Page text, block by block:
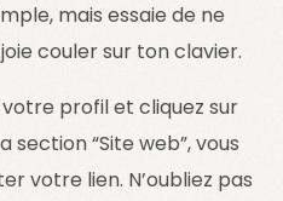
mais essaie de ne
couler sur ton clavier.
profil et cliquez sur
section “Site web”, vous
votre lien. N’oubliez pas